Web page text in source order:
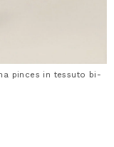
pinces in tessuto bi-